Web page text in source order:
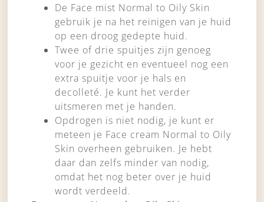
De Face mist Normal to Oily Skin
gebruik je na het reinigen van je huid
op een droog gedepte huid.
Twee of drie spuitjes zijn genoeg
voor je gezicht en eventueel nog een
extra spuitje voor je hals en
decolleté. Je kunt het verder
uitsmeren met je handen.
Opdrogen is niet nodig, je kunt er
meteen je Face cream Normal to Oily
Skin overheen gebruiken. Je hebt
daar dan zelfs minder van nodig,
omdat het nog beter over je huid
wordt verdeeld.